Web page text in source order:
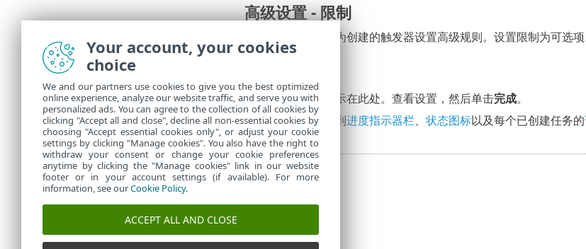
高级设置 - 限制
，可为创建的触发器设置高级规则。设置限制为可选项
所有配置选项都显示在此处。查看设置，然后单击完成。
在任务中，可以看到进度指示器栏、 状态图标以及每个已创建任务的
Your account, your cookies
choice
We and our partners use cookies to give you the best optimized
online experience, analyze our website traffic, and serve you with
personalized ads. You can agree to the collection of all cookies by
clicking "Accept all and close", decline all non-essential cookies by
choosing "Accept essential cookies only", or adjust your cookie
settings by clicking "Manage cookies". You also have the right to
withdraw your consent or change your cookie preferences
anytime by clicking the "Manage cookies" link in our website
footer or in your account settings (if available). For more
information, see ourCookie Policy.
ACCEPT ALL AND CLOSE